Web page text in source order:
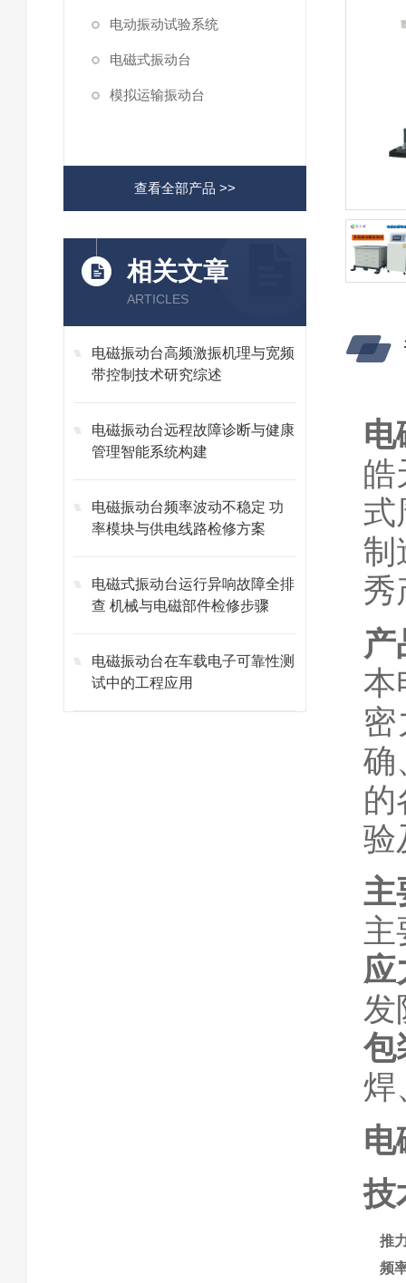
电动振动试验系统
电磁式振动台
模拟运输振动台
查看全部产品 >>
相关文章
ARTICLES
电磁振动台高频激振机理与宽频
带控制技术研究综述
电磁振动台远程故障诊断与健康
管理智能系统构建
电磁振动台频率波动不稳定 功
率模块与供电线路检修方案
电磁式振动台运行异响故障全排
查 机械与电磁部件检修步骤
电磁振动台在车载电子可靠性测
试中的工程应用
电
皓
式
制
秀
产
本
确
的
验
主
主
应
发
包
焊
电
技
推
频